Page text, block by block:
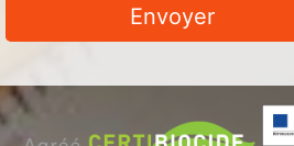
Envoyer